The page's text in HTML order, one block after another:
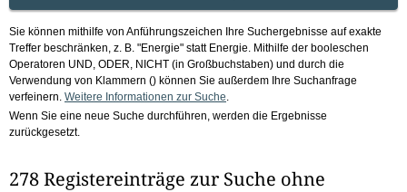
Sie können mithilfe von Anführungszeichen Ihre Suchergebnisse auf exakte
Treffer beschränken, z. B. "Energie" statt Energie. Mithilfe der booleschen
Operatoren UND, ODER, NICHT (in Großbuchstaben) und durch die
Verwendung von Klammern () können Sie außerdem Ihre Suchanfrage
verfeinern. Weitere Informationen zur Suche
Wenn Sie eine neue Suche durchführen, werden die Ergebnisse
zurückgesetzt.
278 Registereinträge zur Suche ohne